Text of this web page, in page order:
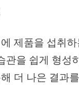
제품을 섭취
관을 쉽게 형성
더 나은 결과